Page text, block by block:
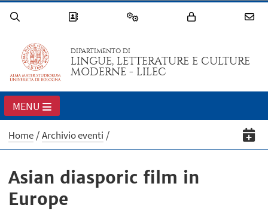
DIPARTIMENTO DI
LINGUE, LETTERATURE E CULTURE
MODERNE - LILEC
MENU
Home Archivio eventi
Asian diasporic film in
Europe